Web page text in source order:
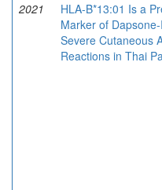
2021
HLA-B*13:01 Is a
Marker of
Severe Cutaneous
Reactions in Thai